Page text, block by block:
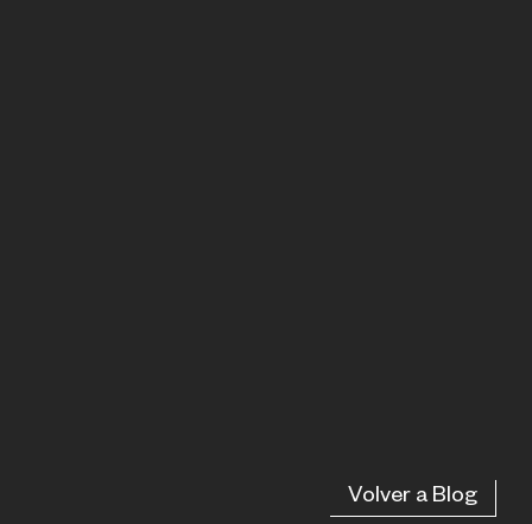
Volver a Blog